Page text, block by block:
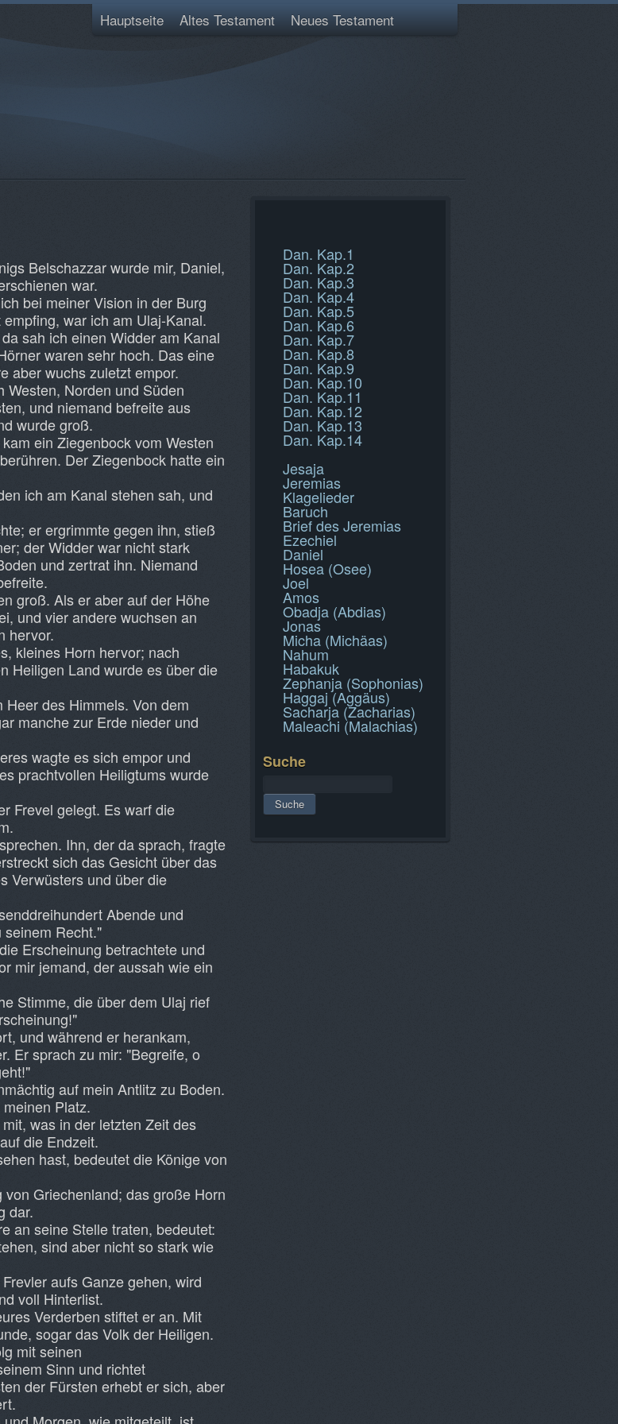
Hauptseite Altes Testament Neues Testament
Belschazzar wurde mir, Daniel,
war.
bei meiner Vision in der Burg
war ich am Ulaj-Kanal.
sah ich einen Widder am Kanal
waren sehr hoch. Das eine
aber wuchs zuletzt empor.
Westen, Norden und Süden
und niemand befreite aus
wurde groß.
ein Ziegenbock vom Westen
Der Ziegenbock hatte ein
ich am Kanal stehen sah, und
er ergrimmte gegen ihn, stieß
der Widder war nicht stark
und zertrat ihn. Niemand
groß. Als er aber auf der Höhe
und vier andere wuchsen an
hervor.
kleines Horn hervor; nach
Heiligen Land wurde es über die
des Himmels. Von dem
manche zur Erde nieder und
wagte es sich empor und
prachtvollen Heiligtums wurde
Frevel gelegt. Es warf die
Ihn, der da sprach, fragte
sich das Gesicht über das
Verwüsters und über die
Abende und
Recht."
Erscheinung betrachtete und
mir jemand, der aussah wie ein
Stimme, die über dem Ulaj rief
und während er herankam,
Er sprach zu mir: "Begreife, o
auf mein Antlitz zu Boden.
Platz.
was in der letzten Zeit des
die Endzeit.
hast, bedeutet die Könige von
Griechenland; das große Horn
dar.
an seine Stelle traten, bedeutet:
sind aber nicht so stark wie
aufs Ganze gehen, wird
voll Hinterlist.
Verderben stiftet er an. Mit
sogar das Volk der Heiligen.
mit seinen
Sinn und richtet
der Fürsten erhebt er sich, aber
Dan. Kap.1
Dan. Kap.2
Dan. Kap.3
Dan. Kap.4
Dan. Kap.5
Dan. Kap.6
Dan. Kap.7
Dan. Kap.8
Dan. Kap.9
Dan. Kap.10
Dan. Kap.11
Dan. Kap.12
Dan. Kap.13
Dan. Kap.14
Jesaja
Jeremias
Klagelieder
Baruch
Brief des Jeremias
Ezechiel
Daniel
Hosea (Osee)
Joel
Amos
Obadja (Abdias)
Jonas
Micha (Michäas)
Nahum
Habakuk
Zephanja (Sophonias)
Haggaj (Aggäus)
Sacharja (Zacharias)
Maleachi (Malachias)
Suche